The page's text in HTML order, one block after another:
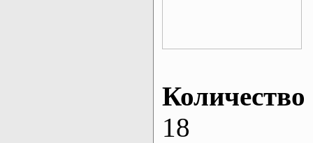
Количество
18